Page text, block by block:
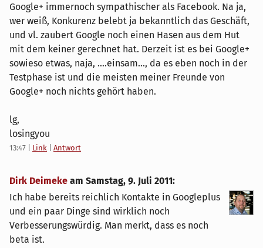
Google+ immernoch sympathischer als Facebook. Na ja,
wer weiß, Konkurenz belebt ja bekanntlich das Geschäft,
und vl. zaubert Google noch einen Hasen aus dem Hut
mit dem keiner gerechnet hat. Derzeit ist es bei Google+
sowieso etwas, naja, ....einsam..., da es eben noch in der
Testphase ist und die meisten meiner Freunde von
Google+ noch nichts gehört haben.
lg,
losingyou
13:47 Link Antwort
Dirk Deimeke am Samstag, 9. Juli 2011:
Ich habe bereits reichlich Kontakte in Googleplus
und ein paar Dinge sind wirklich noch
Verbesserungswürdig. Man merkt, dass es noch
beta ist.